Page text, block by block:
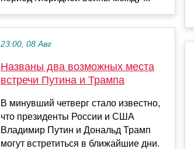
23:00, 08 Авг
Названы два возможных места
встречи Путина и Трампа
В минувший четверг стало известно,
что президенты России и США
Владимир Путин и Дональд Трамп
могут встретиться в ближайшие дни.